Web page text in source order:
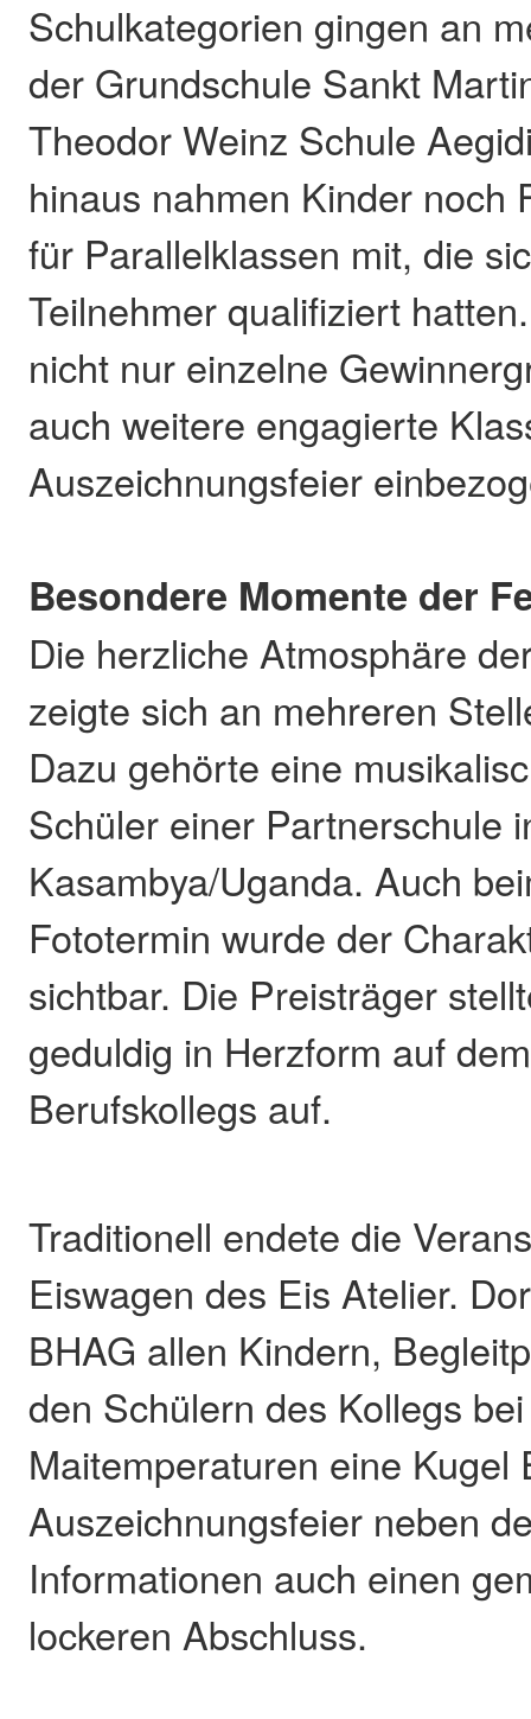
Schulkategorien gingen an
der Grundschule Sankt
Theodor Weinz Schule
hinaus nahmen Kinder noch
für Parallelklassen mit, die
Teilnehmer qualifiziert
nicht nur einzelne
auch weitere engagierte
Auszeichnungsfeier
Besondere Momente der
Die herzliche Atmosphäre
zeigte sich an mehreren
Dazu gehörte eine
Schüler einer Partnerschule
Kasambya/Uganda. Auch
Fototermin wurde der
sichtbar. Die Preisträger
geduldig in Herzform auf
Berufskollegs auf.
Traditionell endete die
Eiswagen des Eis Atelier.
BHAG allen Kindern,
den Schülern des Kollegs
Maitemperaturen eine Kugel
Auszeichnungsfeier neben
Informationen auch einen
lockeren Abschluss.